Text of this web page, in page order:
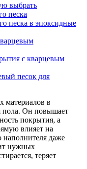
выбрать
песка
песка в эпоксидные
с кварцевым
песок для
материалов в
пола. Он повышает
покрытия, а
влияет на
наполнителя даже
нужных
теряет